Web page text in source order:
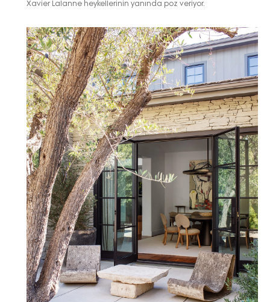
Turkuvaz Haberleşme ve Yayıncılık
A.Ş. tarafından
https://vogue.com.tr/internet sitesi
üzerinden sunulan ürün ve
hizmetlere ilişkin reklam, tanıtım,
pazarlama ve kutlama/ temenni
amaçlı her türlü e-bülten/ ticari
elektronik ileti gönderiminin e-posta
yoluyla tarafıma yapılmasına onay
ve bu kapsamda/ amaçla ad/
soyad ve e-posta adresi verilerimin
işlenmesine açık rıza veriyorum.
KAYDET KAPAT
Xavier Lalanne heykellerinin yanında poz veriyor.